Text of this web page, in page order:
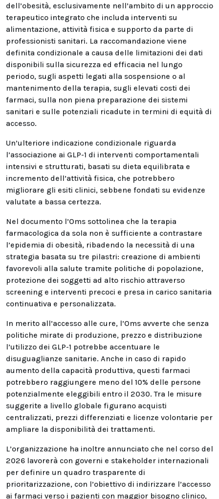
dell’obesità, esclusivamente nell’ambito di un approccio
terapeutico integrato che includa interventi su
alimentazione, attività fisica e supporto da parte di
professionisti sanitari. La raccomandazione viene
definita condizionale a causa delle limitazioni dei dati
disponibili sulla sicurezza ed efficacia nel lungo
periodo, sugli aspetti legati alla sospensione o al
mantenimento della terapia, sugli elevati costi dei
farmaci, sulla non piena preparazione dei sistemi
sanitari e sulle potenziali ricadute in termini di equità di
accesso.
Un’ulteriore indicazione condizionale riguarda
l’associazione ai GLP-1 di interventi comportamentali
intensivi e strutturati, basati su dieta equilibrata e
incremento dell’attività fisica, che potrebbero
migliorare gli esiti clinici, sebbene fondati su evidenze
valutate a bassa certezza.
Nel documento l’Oms sottolinea che la terapia
farmacologica da sola non è sufficiente a contrastare
l’epidemia di obesità, ribadendo la necessità di una
strategia basata su tre pilastri: creazione di ambienti
favorevoli alla salute tramite politiche di popolazione,
protezione dei soggetti ad alto rischio attraverso
screening e interventi precoci e presa in carico sanitaria
continuativa e personalizzata.
In merito all’accesso alle cure, l’Oms avverte che senza
politiche mirate di produzione, prezzo e distribuzione
l’utilizzo dei GLP-1 potrebbe accentuare le
disuguaglianze sanitarie. Anche in caso di rapido
aumento della capacità produttiva, questi farmaci
potrebbero raggiungere meno del 10% delle persone
potenzialmente eleggibili entro il 2030. Tra le misure
suggerite a livello globale figurano acquisti
centralizzati, prezzi differenziati e licenze volontarie per
ampliare la disponibilità dei trattamenti.
L’organizzazione ha inoltre annunciato che nel corso del
2026 lavorerà con governi e stakeholder internazionali
per definire un quadro trasparente di
prioritarizzazione, con l’obiettivo di indirizzare l’accesso
ai farmaci verso i pazienti con maggior bisogno clinico,